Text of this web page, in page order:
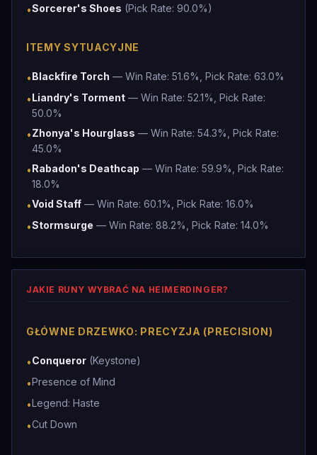
•Sorcerer's Shoes (Pick Rate: 90.0%)
ITEMY SYTUACYJNE
•Blackfire Torch — Win Rate: 51.6%, Pick Rate: 63.0%
•Liandry's Torment — Win Rate: 52.1%, Pick Rate:
50.0%
•Zhonya's Hourglass — Win Rate: 54.3%, Pick Rate:
45.0%
•Rabadon's Deathcap — Win Rate: 59.9%, Pick Rate:
18.0%
•Void Staff — Win Rate: 60.1%, Pick Rate: 16.0%
•Stormsurge — Win Rate: 88.2%, Pick Rate: 14.0%
JAKIE RUNY WYBRAĆ NA HEIMERDINGER?
GŁÓWNE DRZEWKO: PRECYZJA (PRECISION)
•Conqueror (Keystone)
•Presence of Mind
•Legend: Haste
•Cut Down